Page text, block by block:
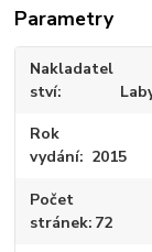
Parametry
Nakladatel
ství
Rok
vydání
2015
Počet
stránek 72